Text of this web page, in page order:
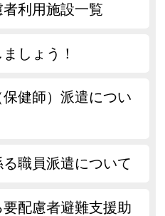
利用施設一覧
しょう！
健師）派遣につい
職員派遣について
配慮者避難支援助